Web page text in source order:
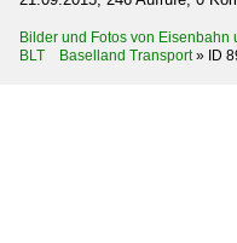
Bilder und Fotos von Eisenbahn
BLT Baselland Transport» ID